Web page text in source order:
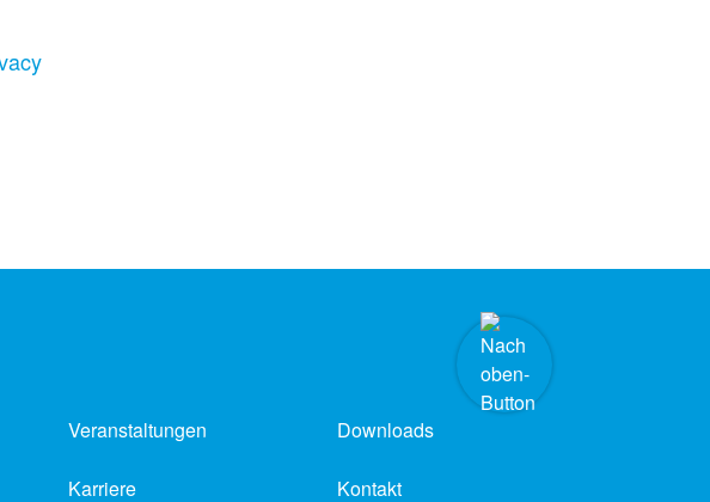
Veranstaltungen Downloads
Karriere Kontakt